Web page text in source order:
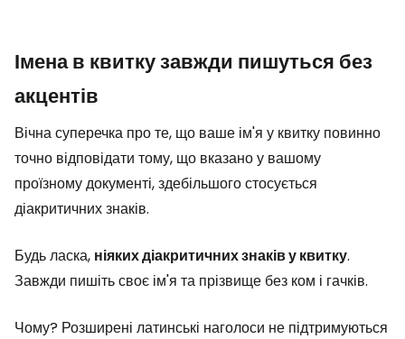
Імена в квитку завжди пишуться без
акцентів
Вічна суперечка про те, що ваше ім'я у квитку повинно
точно відповідати тому, що вказано у вашому
проїзному документі, здебільшого стосується
діакритичних знаків.
Будь ласка, ніяких діакритичних знаків у квитку.
Завжди пишіть своє ім'я та прізвище без ком і гачків.
Чому? Розширені латинські наголоси не підтримуються